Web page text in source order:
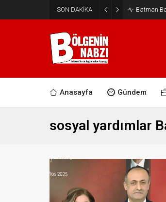
SON DAKİKA Batman
Anasayfa Gündem
sosyal yardımlar